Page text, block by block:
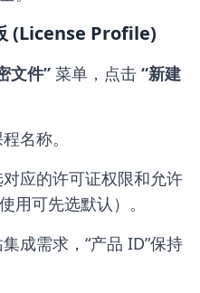
(License Profile)
文件” 菜单，点击 “新建
名称。
应的许可证权限和允许
用可先选默认）。
成需求，“产品 ID”保持